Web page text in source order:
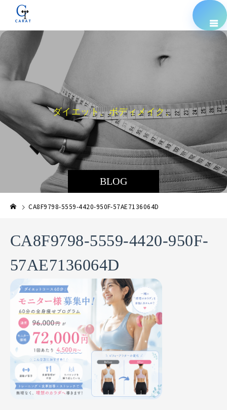
BLOG
ダイエット、ボディメイク、栄養指
CA8F9798-5559-4420-950F-57AE7136064D
CA8F9798-5559-4420-950F-
57AE7136064D